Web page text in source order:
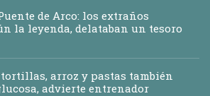
de Arco: los extraños
la leyenda, delataban un tesoro
arroz y pastas también
advierte entrenador